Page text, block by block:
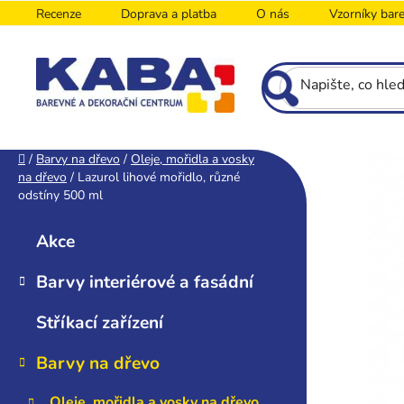
na
Recenze Doprava a platba O nás Vzorníky
Domů
/ Barvy na dřevo / Oleje, mořidla a vosky
na dřevo / Lazurol lihové mořidlo, různé
odstíny 500 ml
kategorieAkce
Barvy interiérové a fasádní
Stříkací zařízení
Barvy na dřevo